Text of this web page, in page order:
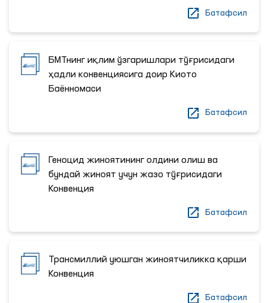
Батафсил
БМТнинг иқлим ўзгаришлари тўғрисидаги
ҳадли конвенциясига доир Киото
Баённомаси
Батафсил
Геноцид жиноятининг олдини олиш ва
бундай жиноят учун жазо тўғрисидаги
Конвенция
Батафсил
Трансмиллий уюшган жиноятчиликка қарши
Конвенция
Батафсил